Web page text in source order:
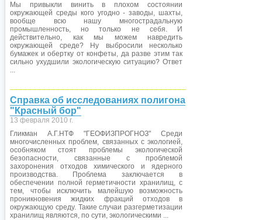
Мы привыкли винить в плохом состоянии
окружающей среды кого угодно - заводы, шахты,
вообще всю нашу многострадальную
промышленность, но только не себя. И
действительно, как мы можем навредить
окружающей среде? Ну выбросили несколько
бумажек и обертку от конфеты, да разве этим так
сильно ухудшили экологическую ситуацию? Ответ
...
Справка об исследованиях полигона
"Красный бор"
13 февраля 2010 г.
Гликман А.Г.НТФ "ГЕОФИЗПРОГНОЗ" Среди
многочисленных проблем, связанных с экологией,
особняком стоят проблемы экологической
безопасности, связанные с проблемой
захоронения отходов химического и ядерного
производства. Проблема заключается в
обеспечении полной герметичности хранилищ, с
тем, чтобы исключить малейшую возможность
проникновения жидких фракций отходов в
окружающую среду. Такие случаи разгерметизации
хранилищ являются, по сути, экологическими ...